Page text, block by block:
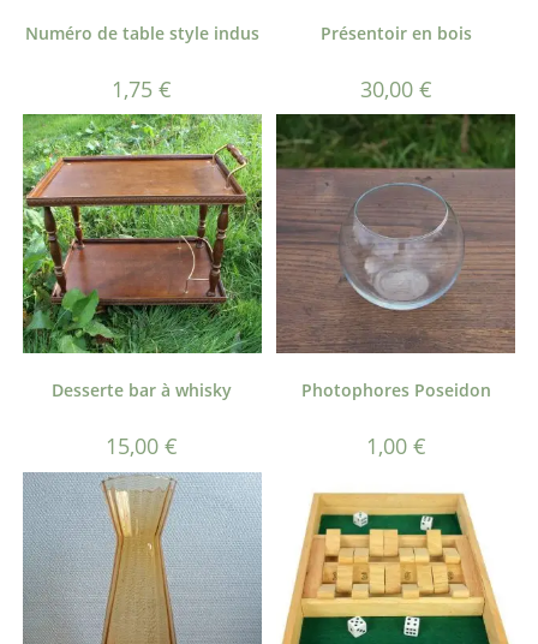
Numéro de table style indus
1,75€
Présentoir en bois
30,00 €
Desserte bar à whisky
15,00€
Photophores Poseidon
1,00 €